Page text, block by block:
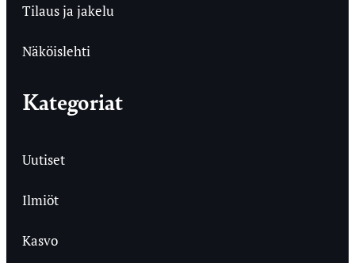
Tilaus ja jakelu
Näköislehti
Kategoriat
Uutiset
Ilmiöt
Kasvo